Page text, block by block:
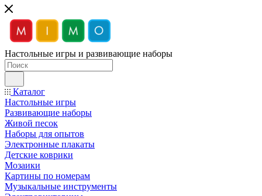
Настольные игры и развивающие наборы
Каталог
Настольные игры
Развивающие наборы
Живой песок
Наборы для опытов
Электронные плакаты
Детские коврики
Мозаики
Картины по номерам
Музыкальные инструменты